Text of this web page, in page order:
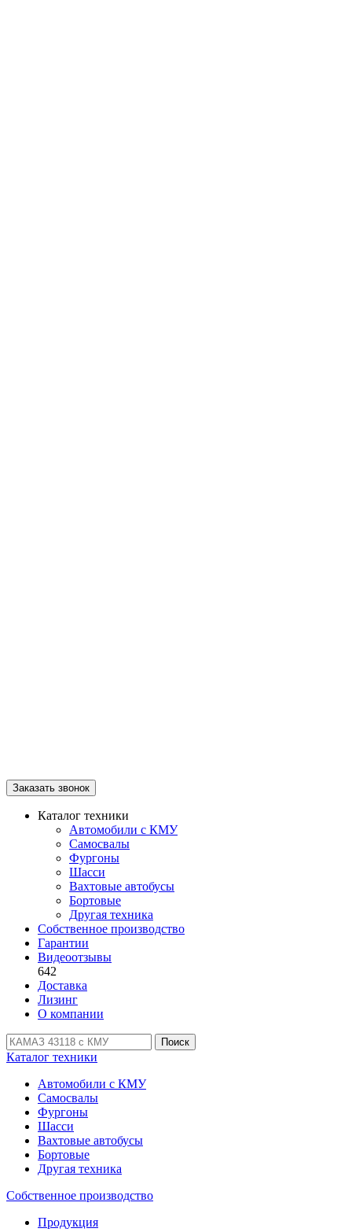
Заказать звонок
Каталог техники
Автомобили с КМУ
Самосвалы
Фургоны
Шасси
Вахтовые автобусы
Бортовые
Другая техника
Собственное производство
Гарантии
Видеоотзывы
642
Доставка
Лизинг
О компании
Поиск
Каталог техники
Автомобили с КМУ
Самосвалы
Фургоны
Шасси
Вахтовые автобусы
Бортовые
Другая техника
Собственное производство
Продукция